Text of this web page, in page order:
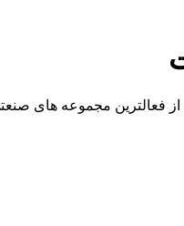
فعالترین مجموعه های